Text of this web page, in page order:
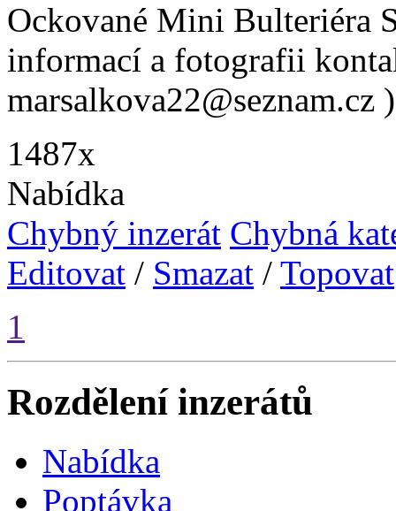
Ockované Mini Bulteriéra
informací a fotografii
marsalkova22@seznam.cz )
1487x
Nabídka
Chybný inzerát Chybná
Editovat / Smazat / Topovat
1
Rozdělení inzerátů
Nabídka
Poptávka